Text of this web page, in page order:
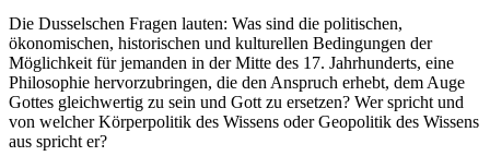
Die Dusselschen Fragen lauten: Was sind die politischen,
ökonomischen, historischen und kulturellen Bedingungen der
Möglichkeit für jemanden in der Mitte des 17. Jahrhunderts, eine
Philosophie hervorzubringen, die den Anspruch erhebt, dem Auge
Gottes gleichwertig zu sein und Gott zu ersetzen? Wer spricht und
von welcher Körperpolitik des Wissens oder Geopolitik des Wissens
aus spricht er?